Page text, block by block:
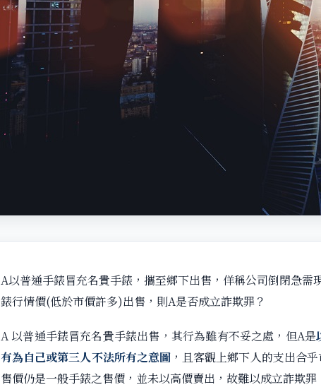
A以普通手錶冒充名貴手錶，攜至鄉下出售，佯稱公司倒閉急需
錶行情價(低於市價許多)出售，則A是否成立詐欺罪？
A 以普通手錶冒充名貴手錶出售，其行為雖有不妥之處，但A是
有為自己或第三人不法所有之意圖 ，且客觀上鄉下人的支出合
售價仍是一般手錶之售價，並未以高價賣出，故難以成立詐欺罪